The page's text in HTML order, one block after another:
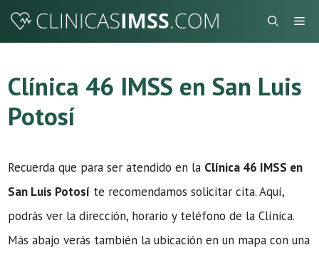
Saltar
Clínica 46 IMSS en San Luis
Potosí
Recuerda que para ser atendido en la Clínica 46 IMSS en
San Luis Potosí te recomendamos solicitar cita. Aquí,
podrás ver la dirección, horario y teléfono de la Clínica.
Más abajo verás también la ubicación en un mapa con una